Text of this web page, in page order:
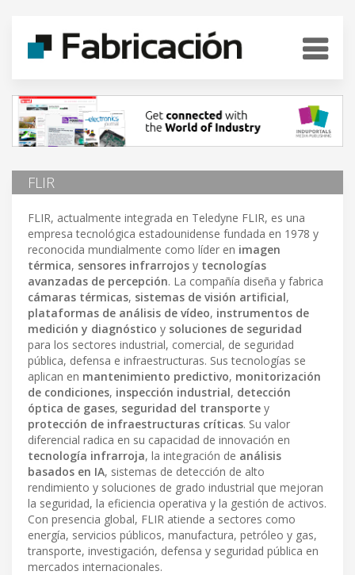
FLIR
FLIR, actualmente integrada en Teledyne FLIR, es una
empresa tecnológica estadounidense fundada en 1978 y
reconocida mundialmente como líder en imagen
térmica, sensores infrarrojos y tecnologías
avanzadas de percepción. La compañía diseña y fabrica
cámaras térmicas, sistemas de visión artificial,
plataformas de análisis de vídeo, instrumentos de
medición y diagnóstico y soluciones de seguridad
para los sectores industrial, comercial, de seguridad
pública, defensa e infraestructuras. Sus tecnologías se
aplican en mantenimiento predictivo, monitorización
de condiciones, inspección industrial, detección
óptica de gases, seguridad del transporte y
protección de infraestructuras críticas. Su valor
diferencial radica en su capacidad de innovación en
tecnología infrarroja, la integración de análisis
basados en IA, sistemas de detección de alto
rendimiento y soluciones de grado industrial que mejoran
la seguridad, la eficiencia operativa y la gestión de activos.
Con presencia global, FLIR atiende a sectores como
energía, servicios públicos, manufactura, petróleo y gas,
transporte, investigación, defensa y seguridad pública en
mercados internacionales.